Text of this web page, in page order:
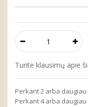
Turite klausimų apie
Perkant 2 arba
Perkant 4 arba